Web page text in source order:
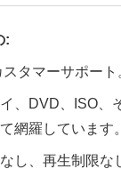
:
スタマーサポート
、DVD、ISO、
網羅しています。
し、再生制限な